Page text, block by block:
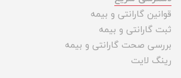
قوانین گارانتی و بیمه
ثبت گارانتی و بیمه
بررسی صحت گارانتی و بیمه
رینگ لایت